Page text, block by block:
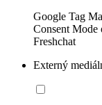
Google Tag
Consent Mode
Freshchat
Externý